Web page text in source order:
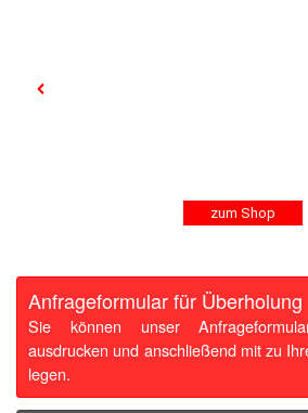
zum Shop
Anfrageformular für Überholung
Sie können unser
ausdrucken und anschließend mit zu
legen.